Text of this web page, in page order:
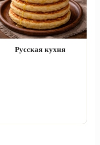
Русская кухня